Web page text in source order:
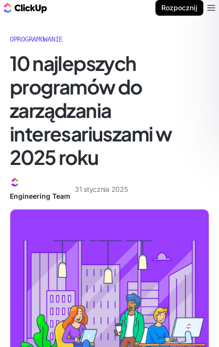
Rozpocznij
OPROGRAMOWANIE
10 najlepszych
programów do
zarządzania
interesariuszami w
2025 roku
Engineering Team
31 stycznia 2025